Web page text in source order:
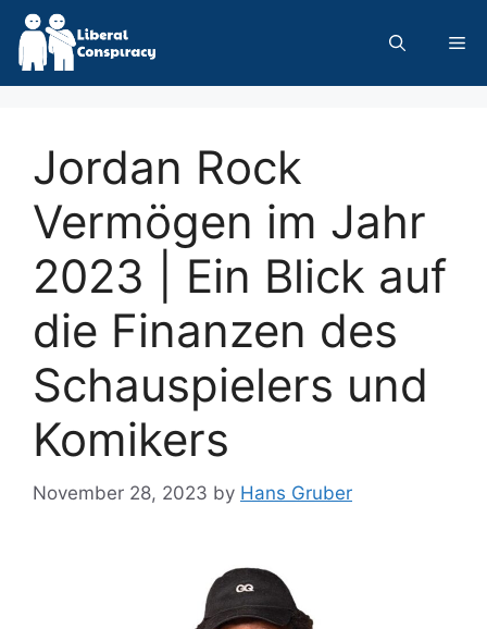
Skip
content
Jordan Rock
Vermögen im Jahr
2023 | Ein Blick auf
die Finanzen des
Schauspielers und
Komikers
November 28, 2023 by Hans Gruber